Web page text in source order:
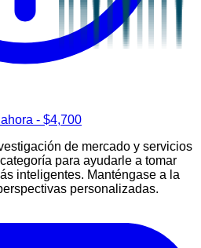
- $4,700
de mercado y servicios
para ayudarle a tomar
inteligentes. Manténgase a la
personalizadas.